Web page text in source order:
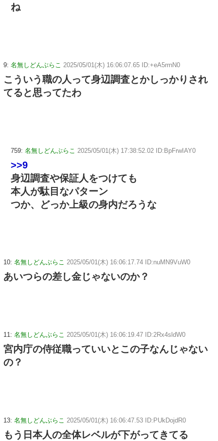
ね
9: 名無しどんぶらこ 2025/05/01(木) 16:06:07.65 ID:+eA5rrnN0
こういう職の人って身辺調査とかしっかりされ
てると思ってたわ
759: 名無しどんぶらこ 2025/05/01(木) 17:38:52.02 ID:BpFrwIAY0
>>9
身辺調査や保証人をつけても
本人が駄目なパターン
つか、どっか上級の身内だろうな
10: 名無しどんぶらこ 2025/05/01(木) 16:06:17.74 ID:nuMN9VuW0
あいつらの差し金じゃないのか？
11: 名無しどんぶらこ 2025/05/01(木) 16:06:19.47 ID:2Rx4sldW0
宮内庁の侍従職っていいとこの子なんじゃない
の？
13: 名無しどんぶらこ 2025/05/01(木) 16:06:47.53 ID:PUkDojdR0
もう日本人の全体レベルが下がってきてる